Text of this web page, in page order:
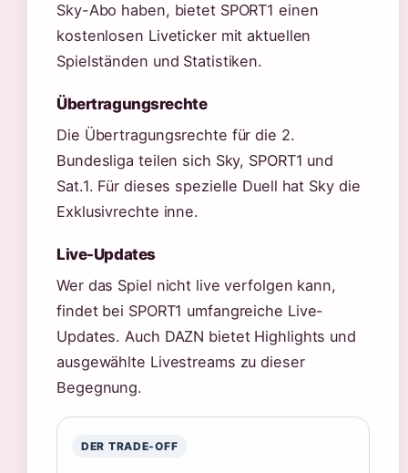
Sky-Abo haben, bietet SPORT1 einen
kostenlosen Liveticker mit aktuellen
Spielständen und Statistiken.
Übertragungsrechte
Die Übertragungsrechte für die 2.
Bundesliga teilen sich Sky, SPORT1 und
Sat.1. Für dieses spezielle Duell hat Sky die
Exklusivrechte inne.
Live-Updates
Wer das Spiel nicht live verfolgen kann,
findet bei SPORT1 umfangreiche Live-
Updates. Auch DAZN bietet Highlights und
ausgewählte Livestreams zu dieser
Begegnung.
DER TRADE-OFF